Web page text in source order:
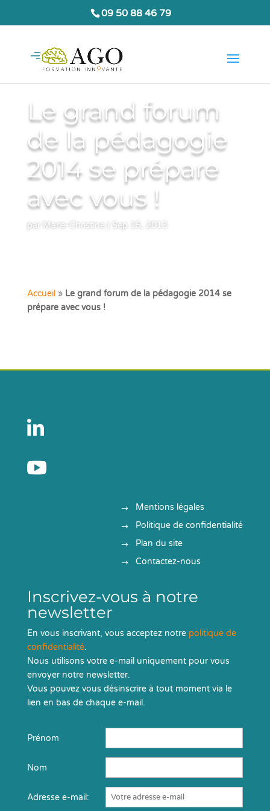
09 50 88 46 79
Le grand forum
de la pédagogie
2014 se prépare
avec vous !
par Marie-Christine Sep 15, 2013
Accueil» Le grand forum de la pédagogie 2014 se
prépare avec vous !


Mentions légales
Politique de confidentialité
Plan du site
Contactez-nous
Inscrivez-vous à notre
newsletter
En vous inscrivant, vous acceptez notre politique de
confidentialité.
Nous utilisons votre e-mail uniquement pour vous
envoyer notre newsletter.
Vous pouvez vous désinscrire à tout moment via le
lien en bas de chaque e-mail.
Prénom
Nom
Adresse e-mail: